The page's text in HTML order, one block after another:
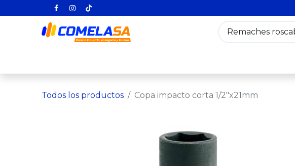
Todos los productos Copa impacto corta 1/2"x21mm